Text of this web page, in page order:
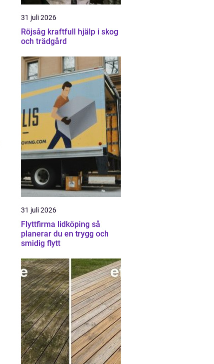
31 juli 2026
Röjsåg kraftfull hjälp i skog
och trädgård
31 juli 2026
Flyttfirma lidköping så
planerar du en trygg och
smidig flytt